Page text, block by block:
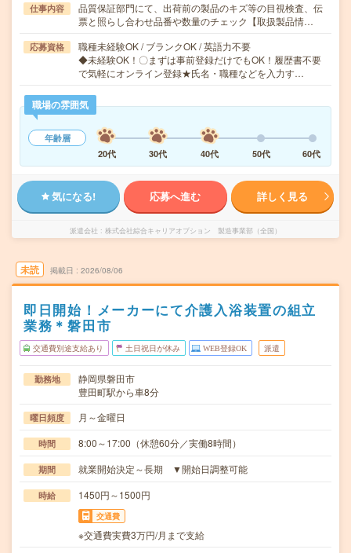
仕事内容
品質保証部門にて、出荷前の製品のキズ等の目視検査、伝
票と照らし合わせ品番や数量のチェック【取扱製品情…
応募資格
職種未経験OK / ブランクOK / 英語力不要
◆未経験OK！〇まずは事前登録だけでもOK！履歴書不要
で気軽にオンライン登録★氏名・職種などを入力す…
職場の雰囲気
年齢層
20代
30代 40代 50代 60代
気になる! 応募へ進む 詳しく見る
派遣会社 株式会社綜合キャリアオプション 製造事業部（全国）
未読 掲載日 2026/08/06
即日開始！メーカーにて介護入浴装置の組立
業務＊磐田市
交通費別途支給あり 土日祝日が休み WEB登録OK 派遣
勤務地
静岡県磐田市
豊田町駅から車8分
曜日頻度 月～金曜日
時間 8:00～17:00（休憩60分／実働8時間）
期間 就業開始決定～長期 ▼開始日調整可能
時給 1450円～1500円
交通費
※交通費実費3万円/月まで支給